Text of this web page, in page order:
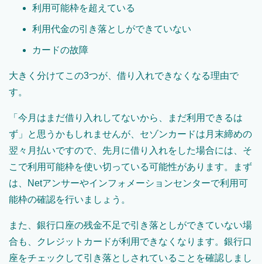
利用可能枠を超えている
利用代金の引き落としができていない
カードの故障
大きく分けてこの3つが、借り入れできなくなる理由で
す。
「今月はまだ借り入れしてないから、まだ利用できるは
ず」と思うかもしれませんが、セゾンカードは月末締めの
翌々月払いですので、先月に借り入れをした場合には、そ
こで利用可能枠を使い切っている可能性があります。まず
は、Netアンサーやインフォメーションセンターで利用可
能枠の確認を行いましょう。
また、銀行口座の残金不足で引き落としができていない場
合も、クレジットカードが利用できなくなります。銀行口
座をチェックして引き落としされていることを確認しまし